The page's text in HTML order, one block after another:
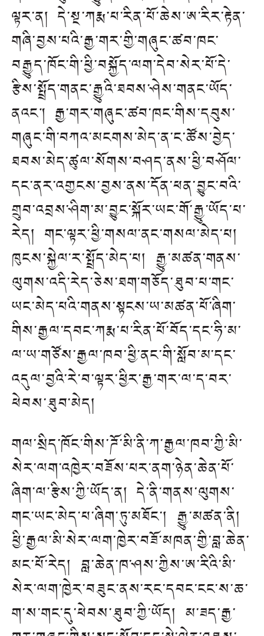
ལྟར་ན། དེ་སྔ་ཀརྨ་པ་རིན་པོ་ཆེས་ཨ་རིར་རྟེན་
གཞི་བྱས་པའི་རྒྱ་གར་གྱི་གཞུང་ཚབ་ཁང་
བརྒྱུད་ཁོང་གིི་ཕྱི་བསྐྱོད་ལག་དེབ་སེར་པོ་དེ་
རྩིས་སྤྲོད་གནང་རྒྱུའི་ཐབས་ཤེས་གནང་ཡོད་
ནའང། རྒྱ་གར་གཞུང་ཚབ་ཁང་གིས་དབུས་
གཞུང་གི་བཀའ་མངགས་མེད་ན་ང་ཚོས་བྱེད་
ཐབས་མེད་ཚུལ་སོགས་བཤད་ནས་ཕྱི་བཤོལ་
དང་ནར་འགྱངས་བྱས་ནས་དོན་ཕན་བྱུང་བའི་
གྲུབ་འབྲས་ཤིག་མ་བྱུང་སྐོར་ཡང་གོ་རྒྱུ་ཡོད་པ་
རེད། གང་ལྟར་ཕྱི་གསལ་ནང་གསལ་མེད་པ།
ཁུངས་སྐྱེལ་ར་སྤྲོད་མེད་པ། རྒྱུ་མཚན་གནས་
ལུགས་འདི་རེད་ཅེས་ཐག་གཅོད་ཐུབ་པ་གང་
ཡང་མེད་པའི་གནས་སྟངས་ཡ་མཚན་པོ་ཞིག་
གིས་རྒྱལ་དབང་ཀརྨ་པ་རིན་པོ་བོད་དང་ཧི་མ་
ལ་ཡ་གཙོས་རྒྱལ་ཁབ་ཕྱི་ནང་གི་སློབ་མ་དང་
འདུལ་བྱའི་རེ་བ་ལྟར་ཕྱིར་རྒྱ་གར་ལ་ད་བར་
ཕེབས་ཐུབ་མེད།
གལ་སྲིད་ཁོང་གིས་ཌོ་མི་ནི་ཀ་རྒྱལ་ཁབ་ཀྱི་མི་
སེར་ལག་འཁྱེར་བཟོས་པར་ནག་ཉེན་ཆེན་པོ་
ཞིག་ལ་རྩིས་ཀྱི་ཡོད་ན། དེ་ནི་གནས་ལུགས་
གང་ཡང་མེད་པ་ཞིག་ཏུ་མཐོང་། རྒྱུ་མཚན་ནི།
ཕྱི་རྒྱལ་མི་སེར་ལག་ཁྱེར་བཟོ་མཁན་གྱི་བླ་ཆེན་
མང་པོ་རེད། བླ་ཆེན་ཁ་ཤས་ཀྱིས་ཨ་རིའི་མི་
སེར་ལག་ཁྱེར་བཟུང་ནས་རང་དབང་ངང་ས་ཆ་
ག་ས་གང་དུ་ཕེབས་ཐུབ་ཀྱི་ཡོད། མ་ཟད་རྒྱ་